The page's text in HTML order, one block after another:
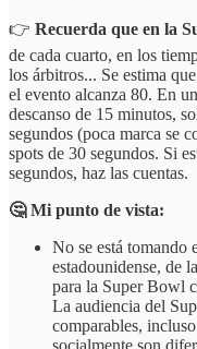
👉 Recuerda que en la
de cada cuarto, en los
los árbitros... Se estima
el evento alcanza 80. En
descanso de 15 minutos,
segundos (poca marca se
spots de 30 segundos. Si
segundos, haz las cuentas.
🤔 Mi punto de vista:
No se está tomando
estadounidense, de
para la Super Bowl
La audiencia del
comparables,